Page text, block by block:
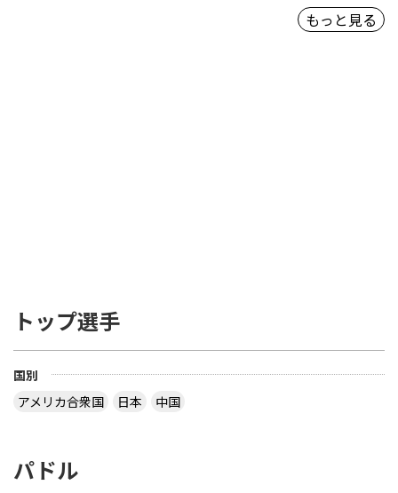
もっと見る
トップ選手
国別
アメリカ合衆国
日本 中国
パドル